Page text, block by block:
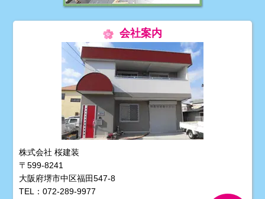
会社案内
株式会社 桜建装
〒599-8241
大阪府堺市中区福田547-8
TEL：072-289-9977